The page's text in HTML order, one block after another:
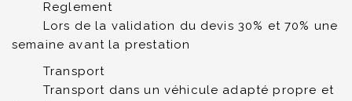
Reglement
Lors de la validation du devis 30% et 70% une
semaine avant la prestation
Transport
Transport dans un véhicule adapté propre et